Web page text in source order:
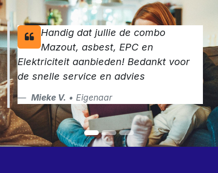
Handig dat jullie de combo
Mazout, asbest, EPC en
Elektriciteit aanbieden! Bedankt voor
de snelle service en advies
Mieke V. • Eigenaar